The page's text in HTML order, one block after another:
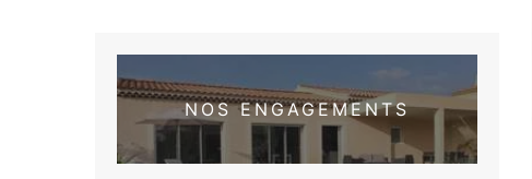
NOS ENGAGEMENTS